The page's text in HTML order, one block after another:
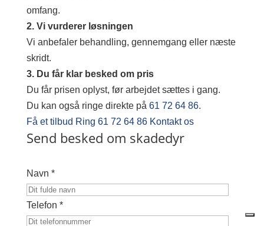
omfang.
2. Vi vurderer løsningen
Vi anbefaler behandling, gennemgang eller næste
skridt.
3. Du får klar besked om pris
Du får prisen oplyst, før arbejdet sættes i gang.
Du kan også ringe direkte på 61 72 64 86.
Få et tilbud Ring 61 72 64 86 Kontakt os
Send besked om skadedyr
Navn *
Telefon *